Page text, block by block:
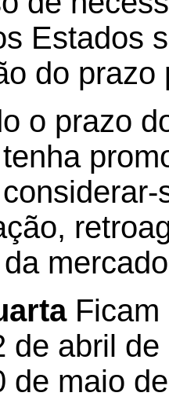
Estados
do
o prazo
de abril
de maio